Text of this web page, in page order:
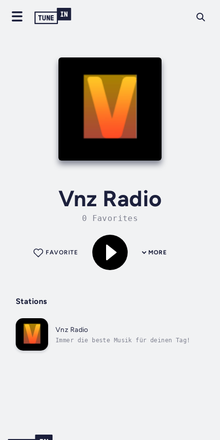
Vnz Radio
0 Favorites
MORE
FAVORITE
Stations
Vnz Radio
Immer die beste Musik für deinen Tag!